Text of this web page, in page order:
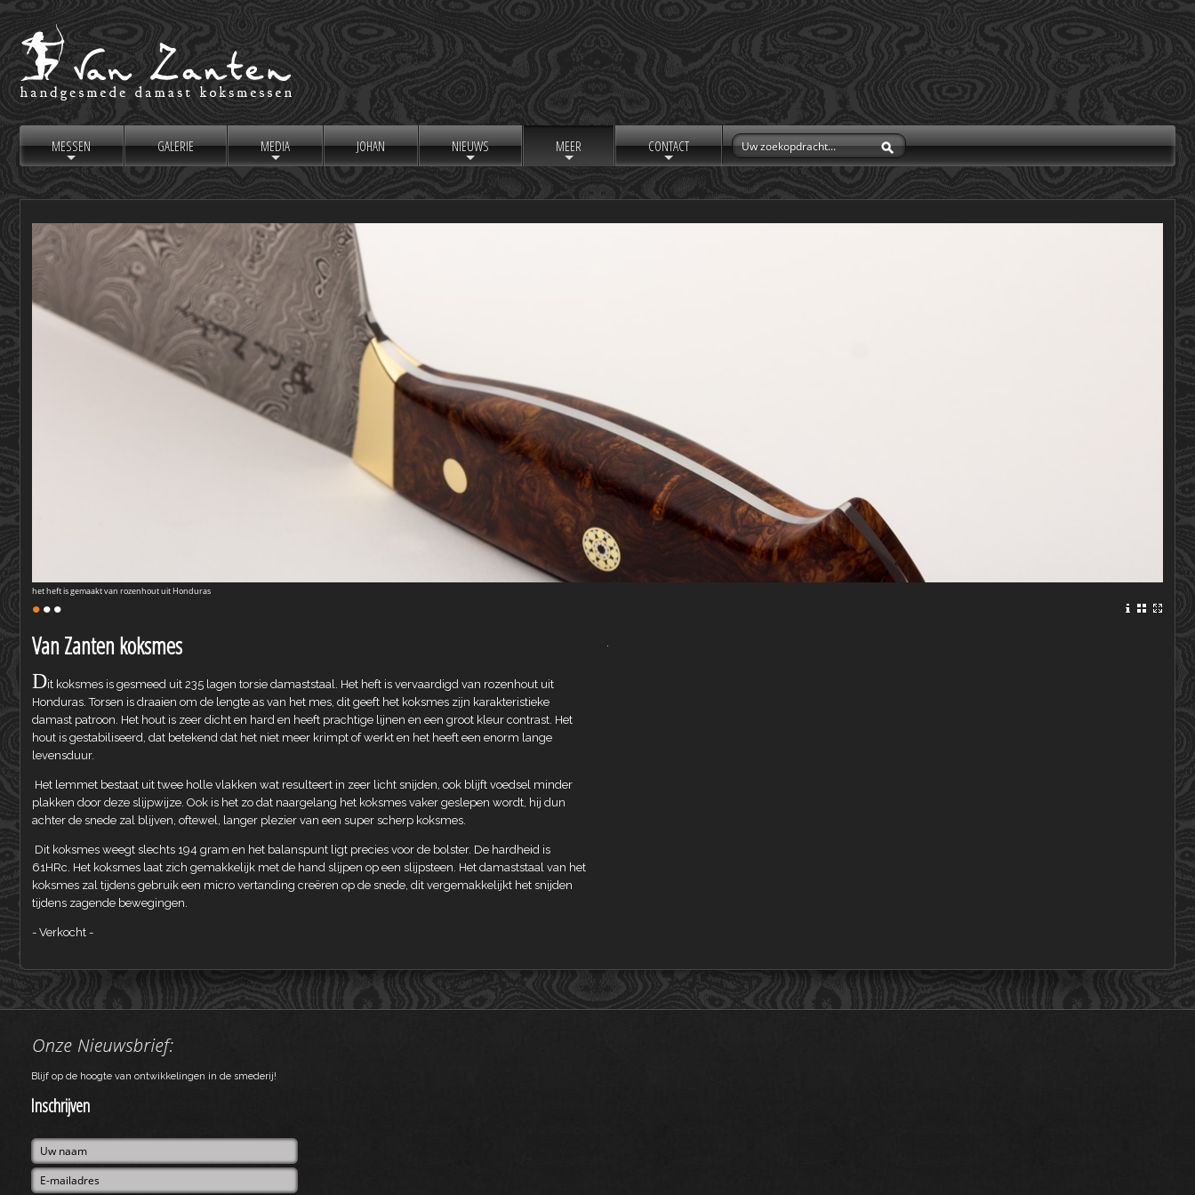
MESSEN GALERIE MEDIA JOHAN NIEUWS MEER CONTACT
•••
het heft is gemaakt van rozenhout uit Honduras
Van Zanten koksmes
Dit koksmes is gesmeed uit 235 lagen torsie damaststaal. Het heft is vervaardigd van rozenhout uit
Honduras. Torsen is draaien om de lengte as van het mes, dit geeft het koksmes zijn karakteristieke
damast patroon. Het hout is zeer dicht en hard en heeft prachtige lijnen en een groot kleur contrast. Het
hout is gestabiliseerd, dat betekend dat het niet meer krimpt of werkt en het heeft een enorm lange
levensduur.
Het lemmet bestaat uit twee holle vlakken wat resulteert in zeer licht snijden, ook blijft voedsel minder
plakken door deze slijpwijze. Ook is het zo dat naargelang het koksmes vaker geslepen wordt, hij dun
achter de snede zal blijven, oftewel, langer plezier van een super scherp koksmes.
Dit koksmes weegt slechts 194 gram en het balanspunt ligt precies voor de bolster. De hardheid is
61HRc. Het koksmes laat zich gemakkelijk met de hand slijpen op een slijpsteen. Het damaststaal van het
koksmes zal tijdens gebruik een micro vertanding creëren op de snede, dit vergemakkelijkt het snijden
tijdens zagende bewegingen.
- Verkocht -
.
Blijf op de hoogte van ontwikkelingen in de smederij!
Inschrijven